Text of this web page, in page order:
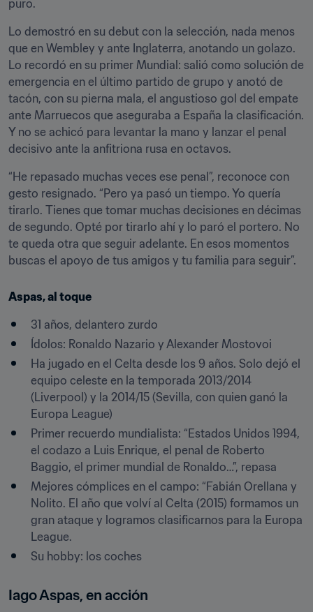
puro.
Lo demostró en su debut con la selección, nada menos
que en Wembley y ante Inglaterra, anotando un golazo.
Lo recordó en su primer Mundial: salió como solución de
emergencia en el último partido de grupo y anotó de
tacón, con su pierna mala, el angustioso gol del empate
ante Marruecos que aseguraba a España la clasificación.
Y no se achicó para levantar la mano y lanzar el penal
decisivo ante la anfitriona rusa en octavos.
“He repasado muchas veces ese penal”, reconoce con
gesto resignado. “Pero ya pasó un tiempo. Yo quería
tirarlo. Tienes que tomar muchas decisiones en décimas
de segundo. Opté por tirarlo ahí y lo paró el portero. No
te queda otra que seguir adelante. En esos momentos
buscas el apoyo de tus amigos y tu familia para seguir”.
Aspas, al toque
31 años, delantero zurdo
Ídolos: Ronaldo Nazario y Alexander Mostovoi
Ha jugado en el Celta desde los 9 años. Solo dejó el
equipo celeste en la temporada 2013/2014
(Liverpool) y la 2014/15 (Sevilla, con quien ganó la
Europa League)
Primer recuerdo mundialista: “Estados Unidos 1994,
el codazo a Luis Enrique, el penal de Roberto
Baggio, el primer mundial de Ronaldo…”, repasa
Mejores cómplices en el campo: “Fabián Orellana y
Nolito. El año que volví al Celta (2015) formamos un
gran ataque y logramos clasificarnos para la Europa
League.
Su hobby: los coches
Iago Aspas, en acción